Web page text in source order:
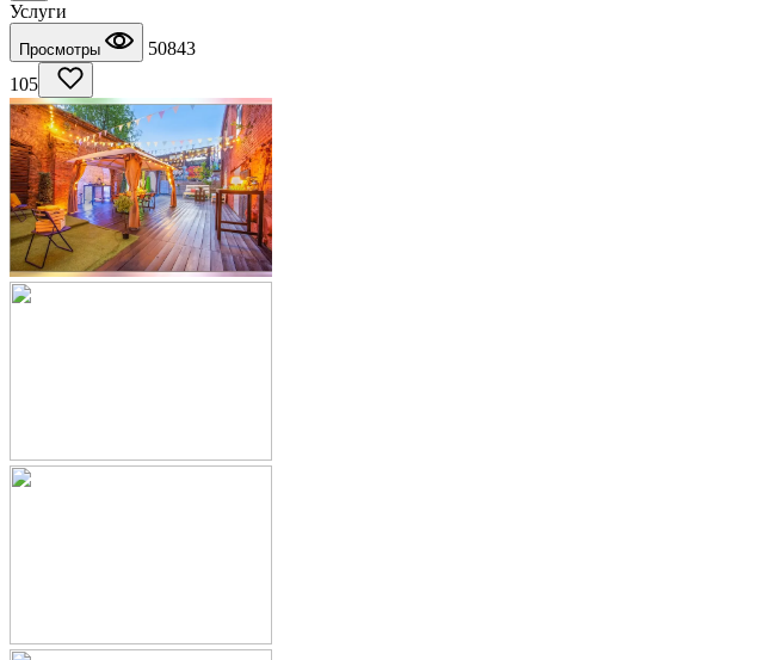
Услуги
Просмотры
50843
105